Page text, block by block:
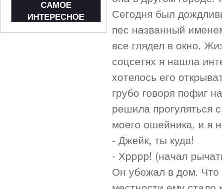
Сегодня был
пес названный
все глядел в окно.
соцсетях я нашла
хотелось его
грубо говоря пофиг
решила прогуляться
моего ошейника, и я
- Джейк, ты куда!
- Хрррр! (начал
Он убежал в дом. Что
САМОЕ
ИНТЕРЕСНОЕ